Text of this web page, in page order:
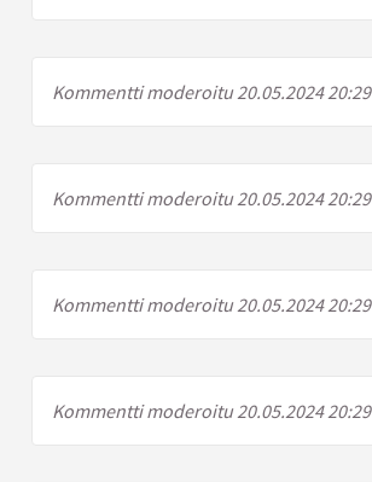
Kommentti moderoitu 20.05.2024 20:29
Kommentti moderoitu 20.05.2024 20:29
Kommentti moderoitu 20.05.2024 20:29
Kommentti moderoitu 20.05.2024 20:29